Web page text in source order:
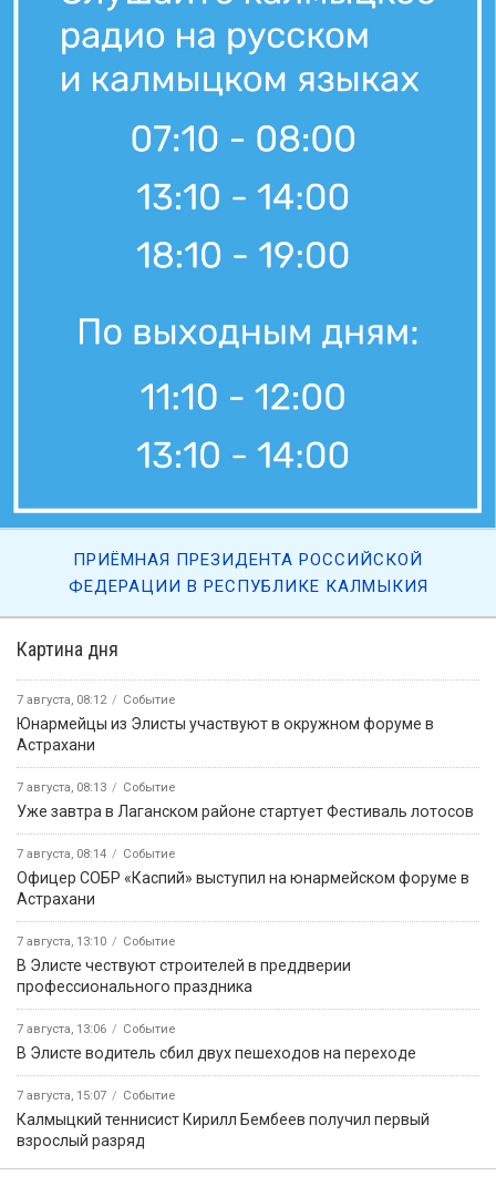
Картина дня
7 августа, 08:12 Событие
Юнармейцы из Элисты участвуют в окружном форуме в
Астрахани
7 августа, 08:13 Событие
Уже завтра в Лаганском районе стартует Фестиваль лотосов
7 августа, 08:14 Событие
Офицер СОБР «Каспий» выступил на юнармейском форуме в
Астрахани
7 августа, 13:10 Событие
В Элисте чествуют строителей в преддверии
профессионального праздника
7 августа, 13:06 Событие
В Элисте водитель сбил двух пешеходов на переходе
7 августа, 15:07 Событие
Калмыцкий теннисист Кирилл Бембеев получил первый
взрослый разряд
ПРИЁМНАЯ ПРЕЗИДЕНТА РОССИЙСКОЙ
ФЕДЕРАЦИИ В РЕСПУБЛИКЕ КАЛМЫКИЯ